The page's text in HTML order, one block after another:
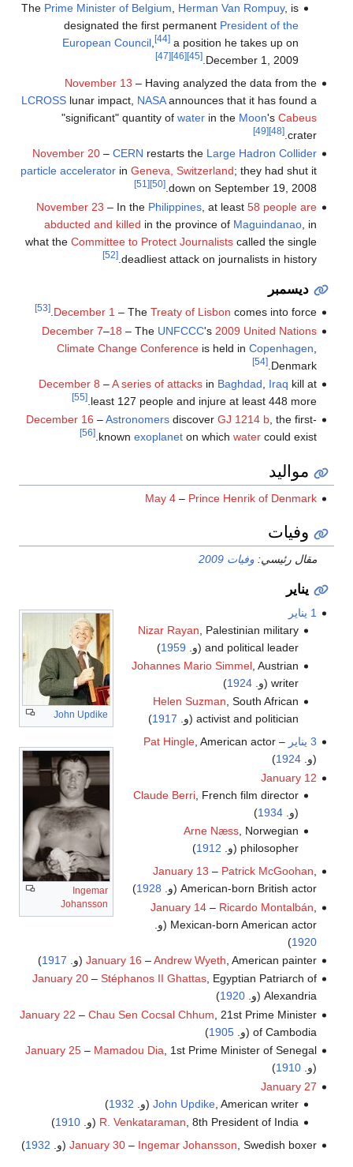
The Prime Minister of Belgium Herman Van Rompuy, is
designated the first permanent President of the
European Council , [44] a position he takes up on
December 1, 2009.
[45]
[46]
[47]
November 13 – Having analyzed the data from the
LCROSSlunar impact, NASAannounces that it has found a
"significant" quantity of waterin the Moon's Cabeus
crater.
[48]
[49]
November 20– CERN restarts the Large Hadron Collider
particle acceleratorin Geneva, Switzerland; they had shut it
down on September 19, 2008.
[50]
[51]
November 23 – In the Philippines, at least 58 people are
abducted and killed in the province of Maguindanao, in
what the Committee to Protect Journalistscalled the single
deadliest attack on journalists in history.
[52]
ديسمبر
December 1 – The Treaty of Lisbon comes into force.
[53]
December 7–18 – The UNFCCC's 2009 United Nations
Climate Change Conferenceis held in Copenhagen
Denmark.
[54]
December 8 –A series of attacksin Baghdad Iraq kill at
least 127 people and injure at least 448 more.
[55]
December 16 –Astronomersdiscover GJ 1214 b, the first-
known exoplaneton which watercould exist.
[56]
مواليد
May 4– Prince Henrik of Denmark
وفيات
مقال رئيسي:وفيات 2009
يناير
John Updike
Ingemar
Johansson
1 يناير
Nizar Rayan , Palestinian military
and political leader (و.
1959
)
Johannes Mario Simmel , Austrian
writer (و.
1924
)
Helen Suzman, South African
activist and politician (و.
1917
)
3 يناير
–
Pat Hingle, American actor
(و.1924
)
January 12
Claude Berri , French film director
(و. 1934
)
Arne Næss, Norwegian
philosopher (و.
1912
)
January 13 – Patrick McGoohan,
American-born British actor (و.
1928
)
January 14– Ricardo Montalbán
Mexican-born American actor (و.
1920
)
January 16 –Andrew Wyeth , American painter (و. 1917
)
January 20– Stéphanos II Ghattas, Egyptian Patriarch of
Alexandria (و.
1920
)
January 22 – Chau Sen Cocsal Chhum , 21st Prime Minister
of Cambodia (و.
1905
)
January 25– Mamadou Dia , 1st Prime Minister of Senegal
(و.1910
)
January 27
John Updike , American writer (و. 1932
)
R. Venkataraman , 8th President of India (و. 1910
)
January 30– Ingemar Johansson , Swedish boxer (و. 1932
)